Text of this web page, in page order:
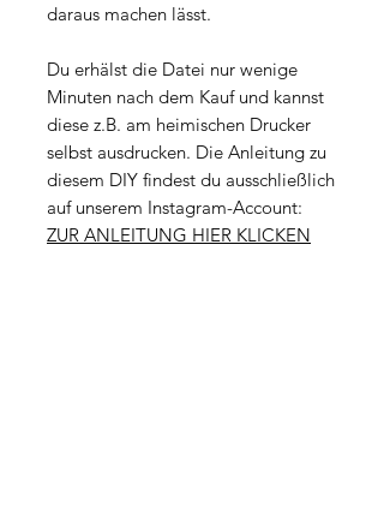
daraus machen lässt.
Du erhälst die Datei nur wenige
Minuten nach dem Kauf und kannst
diese z.B. am heimischen Drucker
selbst ausdrucken. Die Anleitung zu
diesem DIY findest du ausschließlich
auf unserem Instagram-Account:
ZUR ANLEITUNG HIER KLICKEN